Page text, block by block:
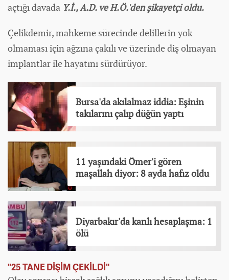
açtığı davada Y.İ., A.D. ve H.Ö.'den şikayetçi oldu.
Çelikdemir, mahkeme sürecinde delillerin yok
olmaması için ağzına çakılı ve üzerinde diş olmayan
implantlar ile hayatını sürdürüyor.
Bursa'da akılalmaz iddia: Eşinin
takılarını çalıp düğün yaptı
11 yaşındaki Ömer'i gören
maşallah diyor: 8 ayda hafız oldu
Diyarbakır'da kanlı hesaplaşma: 1
ölü
"25 TANE DİŞİM ÇEKİLDİ"